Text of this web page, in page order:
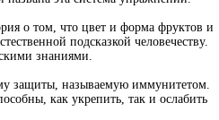
о том, что цвет и форма фруктов и
подсказкой человечеству.
знаниями.
защиты, называемую иммунитетом.
как укрепить, так и ослабить